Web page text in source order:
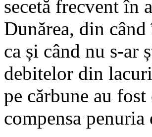
secetă frecvent în
Dunărea, din
ca și când nu s-ar
debitelor din
pe cărbune au
compensa